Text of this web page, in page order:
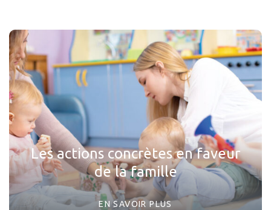
Les actions concrètes en faveur
de la famille
EN SAVOIR PLUS